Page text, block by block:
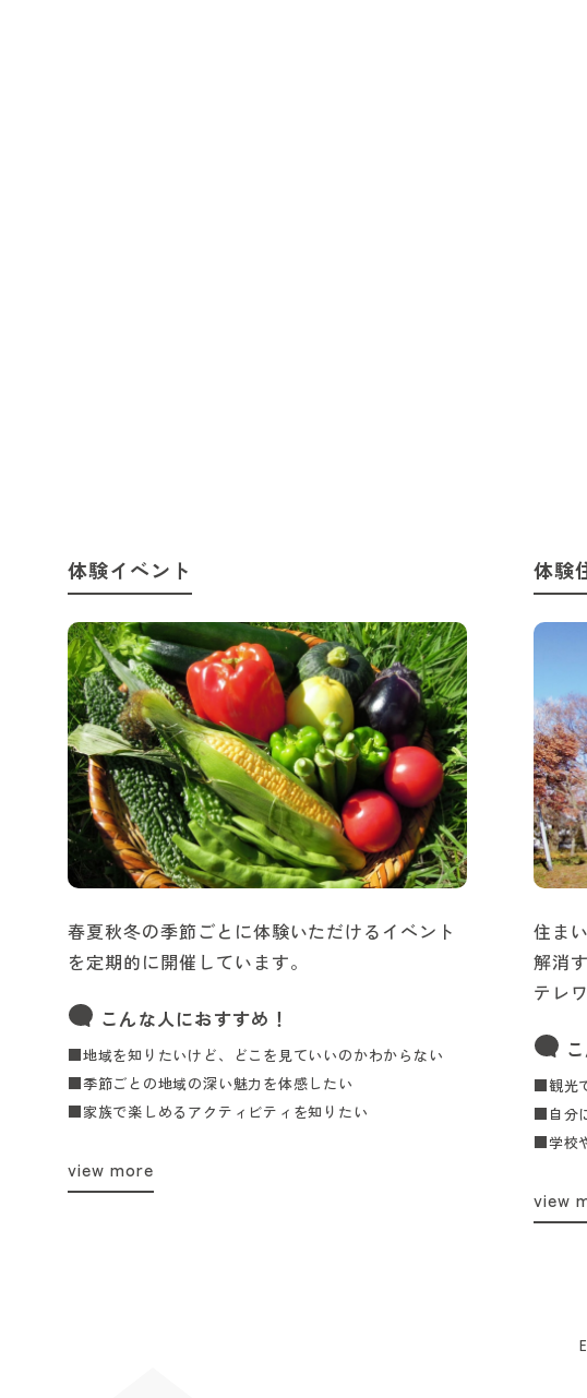
体験イベント
春夏秋冬の季節ごとに体験いただけるイベント
を定期的に開催しています。
こんな人におすすめ！
■地域を知りたいけど、どこを見ていいのかわからない
■季節ごとの地域の深い魅力を体感したい
■家族で楽しめるアクティビティを知りたい
view more
体験
住ま
解消
テレ
■観光
■自分
■学校
view